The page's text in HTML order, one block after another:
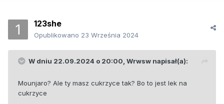
123she
Opublikowano 23 Września 2024
W dniu 22.09.2024 o 20:00, Wrwsw napisał(a):
Mounjaro? Ale ty masz cukrzyce tak? Bo to jest lek na
cukrzyce